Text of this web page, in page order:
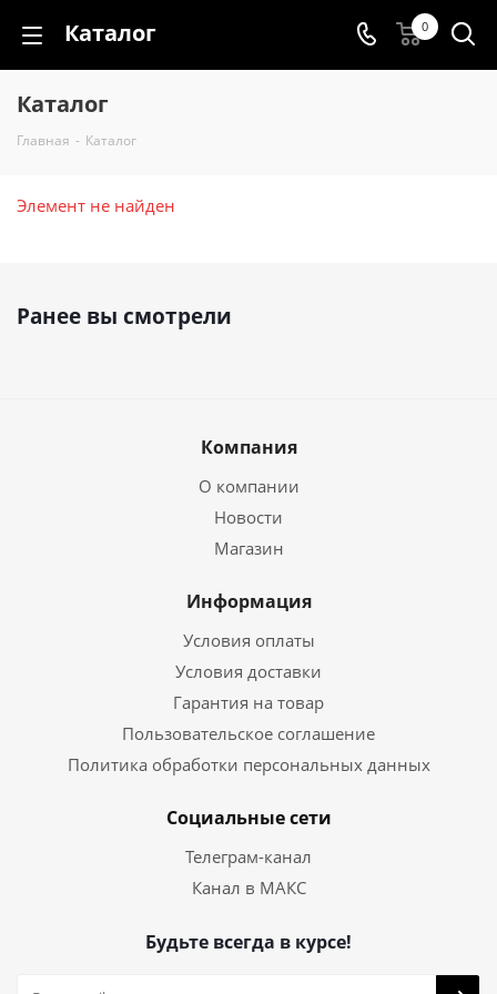
Каталог 0
Каталог
Главная - Каталог
Элемент не найден
Ранее вы смотрели
Компания
О компании
Новости
Магазин
Информация
Условия оплаты
Условия доставки
Гарантия на товар
Пользовательское соглашение
Политика обработки персональных данных
Социальные сети
Телеграм-канал
Канал в МАКС
Будьте всегда в курсе!